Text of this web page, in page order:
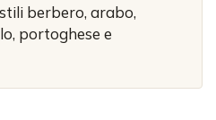
berbero, arabo,
portoghese e